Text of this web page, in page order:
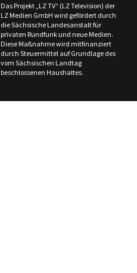
Das Projekt „LZ TV“ (LZ Television) der
LZ Medien GmbH wird gefördert durch
die Sächsische Landesanstalt für
privaten Rundfunk und neue Medien.
Diese Maßnahme wird mitfinanziert
durch Steuermittel auf Grundlage des
vom Sächsischen Landtag
beschlossenen Haushaltes.